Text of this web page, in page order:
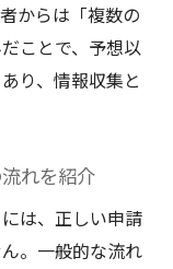
からは「複数の
ことで、予想以
り、情報収集と
れを紹介
は、正しい申請
。一般的な流れ